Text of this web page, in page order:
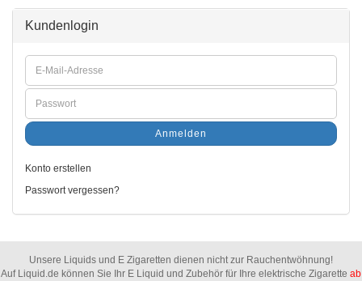
Kundenlogin
Anmelden
Konto erstellen
Passwort vergessen?
Unsere Liquids und E Zigaretten dienen nicht zur Rauchentwöhnung!
Auf Liquid.de können Sie Ihr E Liquid und Zubehör für Ihre elektrische Zigarette ab